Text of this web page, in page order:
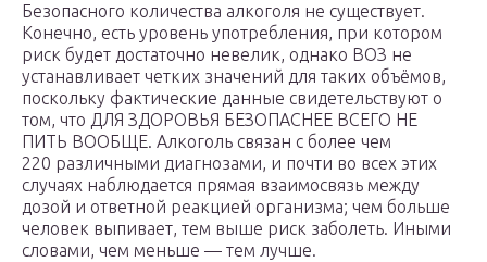
Безопасного количества алкоголя не существует.
Конечно, есть уровень употребления, при котором
риск будет достаточно невелик, однако ВОЗ не
устанавливает четких значений для таких объёмов,
поскольку фактические данные свидетельствуют о
том, что ДЛЯ ЗДОРОВЬЯ БЕЗОПАСНЕЕ ВСЕГО НЕ
ПИТЬ ВООБЩЕ. Алкоголь связан с более чем
220 различными диагнозами, и почти во всех этих
случаях наблюдается прямая взаимосвязь между
дозой и ответной реакцией организма; чем больше
человек выпивает, тем выше риск заболеть. Иными
словами, чем меньше — тем лучше.